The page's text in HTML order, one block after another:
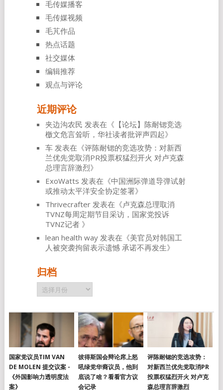
毛传媒播客
毛传媒视频
毛芃作品
热点话题
社交媒体
编辑推荐
观点与评论
近期评论
夹边沟农民 发表在《 【论坛】陈耐锶竞选
檄文危言耸听，华社读者批评声四起》
车发表在《评陈耐锶的竞选攻势：对新西
兰优先党取消PR投票权猛烈开火 对卢克森
总理言辞激烈》
ExoWatts 发表在《中国洲际弹道导弹试射
或推动太平洋安全协定签署》
Thrivecrafter发表在《卢克森总理取消
TVNZ每周定期节目采访，国家党投诉
TVNZ记者 》
lean health way发表在《美官员对韩国工
人被突袭拘留表示遗憾 承诺不再发生》
归档
归
档
国家党议员TIM VAN
DE MOLEN 提交议案 -
《外国影响力透明度法
案》
彼得斯国会辩论席上怒
吼绿党华裔议员，他到
底说了啥？看看官方议
会记录
评陈耐锶的竞选攻势：
对新西兰优先党取消PR
投票权猛烈开火 对卢克
森总理言辞激烈